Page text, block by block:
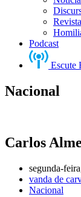
Podcast
Escute
Nacional
Carlos
segunda-
vanda de
Nacional